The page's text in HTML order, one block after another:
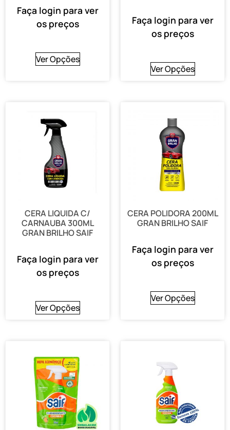
Faça login para ver
os preços
Ver Opções
Faça login para ver
os preços
Ver Opções
CERA LIQUIDA C/
CARNAUBA 300ML
GRAN BRILHO SAIF
Faça login para ver
os preços
Ver Opções
CERA POLIDORA 200ML
GRAN BRILHO SAIF
Faça login para ver
os preços
Ver Opções